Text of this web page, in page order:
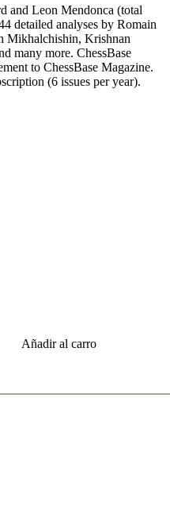
and Leon Mendonca (total
detailed analyses by Romain
Mikhalchishin, Krishnan
many more. ChessBase
to ChessBase Magazine.
(6 issues per year).
Añadir al carro